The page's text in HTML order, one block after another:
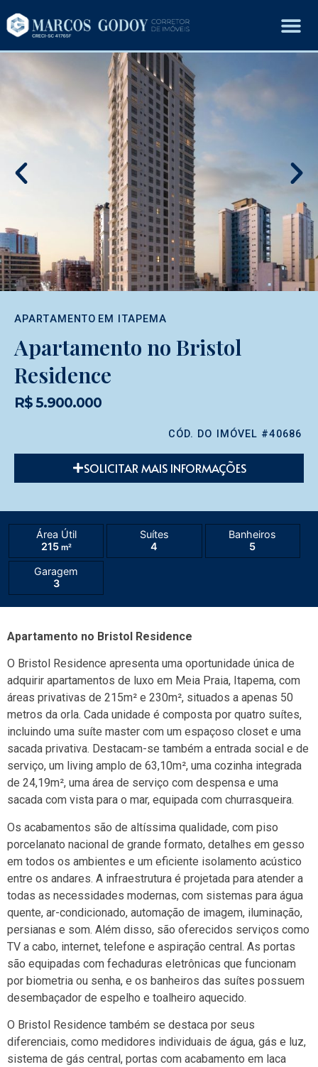
APARTAMENTO EM ITAPEMA
Apartamento no Bristol
Residence
R$ 5.900.000
CÓD. DO IMÓVEL #40686
SOLICITAR MAIS INFORMAÇÕES
Área Útil
215m²
Suítes
4
Banheiros
5
Garagem
3
Apartamento no Bristol Residence
O Bristol Residence apresenta uma oportunidade única de
adquirir apartamentos de luxo em Meia Praia, Itapema, com
áreas privativas de 215m² e 230m², situados a apenas 50
metros da orla. Cada unidade é composta por quatro suítes,
incluindo uma suíte master com um espaçoso closet e uma
sacada privativa. Destacam-se também a entrada social e de
serviço, um living amplo de 63,10m², uma cozinha integrada
de 24,19m², uma área de serviço com despensa e uma
sacada com vista para o mar, equipada com churrasqueira.
Os acabamentos são de altíssima qualidade, com piso
porcelanato nacional de grande formato, detalhes em gesso
em todos os ambientes e um eficiente isolamento acústico
entre os andares. A infraestrutura é projetada para atender a
todas as necessidades modernas, com sistemas para água
quente, ar-condicionado, automação de imagem, iluminação,
persianas e som. Além disso, são oferecidos serviços como
TV a cabo, internet, telefone e aspiração central. As portas
são equipadas com fechaduras eletrônicas que funcionam
por biometria ou senha, e os banheiros das suítes possuem
desembaçador de espelho e toalheiro aquecido.
O Bristol Residence também se destaca por seus
diferenciais, como medidores individuais de água, gás e luz,
sistema de gás central, portas com acabamento em laca